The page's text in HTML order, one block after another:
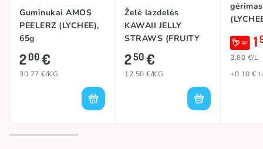
Guminukai AMOS
PEELERZ (LYCHEE),
65g
200€
30.77 €/KG
Želė lazdelės
KAWAII JELLY
STRAWS (FRUITY
ASSORTED), 200g
250€
12.50 €/KG
1
3.80 €/L
+0.10 €